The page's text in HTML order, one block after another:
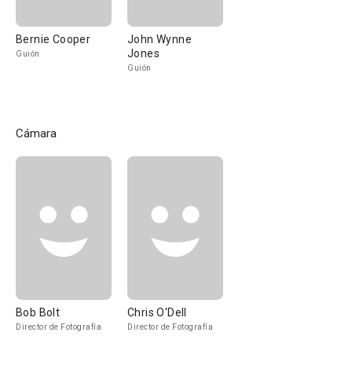
Bernie Cooper
Guión
John Wynne
Jones
Guión
Cámara
Bob Bolt
Director de Fotografía
Chris O'Dell
Director de Fotografía